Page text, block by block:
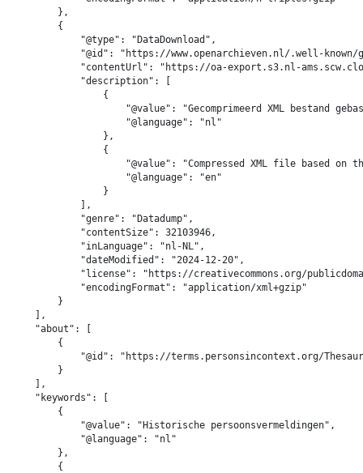
        },
        {
            "@type": "DataDownload",
"@id": "https://www.openarchieven.nl/.well-
"contentUrl": "https://oa-export.s3.nl-
            "description": [
                {
"@value": "Gecomprimeerd XML bestand
                    "@language": "nl"
                },
                {
"@value": "Compressed XML file based on
                    "@language": "en"
                }
            ],
            "genre": "Datadump",
            "contentSize": 32103946,
            "inLanguage": "nl-NL",
            "dateModified": "2024-12-20",
"license": "https://creativecommons.org/
            "encodingFormat": "application/xml+gzip"
        }
    ],
    "about": [
        {
"@id": "https://terms.personsincontext.org/
        }
    ],
    "keywords": [
        {
            "@value": "Historische persoonsvermeldingen",
            "@language": "nl"
        },
        {